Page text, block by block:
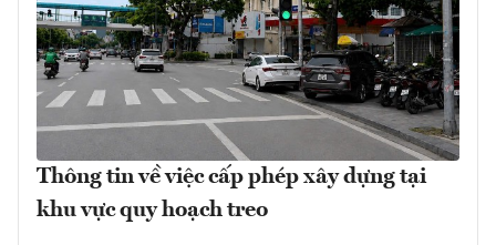
Thông tin về việc cấp phép xây dựng tại
khu vực quy hoạch treo